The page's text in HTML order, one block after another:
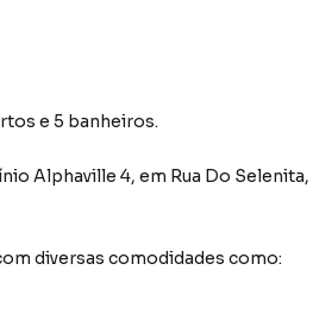
e 5 banheiros.
Alphaville 4, em Rua Do Selenita,
diversas comodidades como: